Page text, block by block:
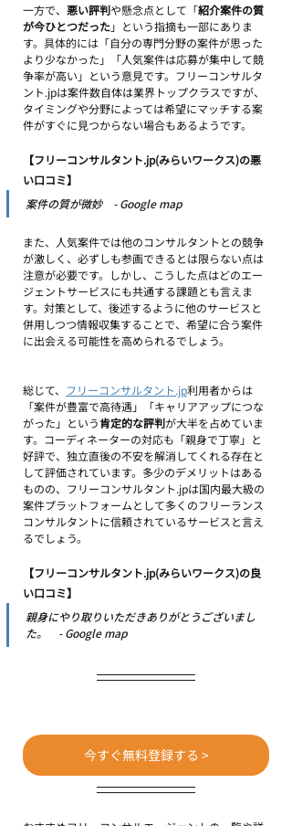
一方で、 悪い評判や懸念点として「紹介案件の質
が今ひとつだった」という指摘も一部にありま
す。具体的には「自分の専門分野の案件が思った
より少なかった」「人気案件は応募が集中して競
争率が高い」という意見です。フリーコンサルタ
ント.jpは案件数自体は業界トップクラスですが、
タイミングや分野によっては希望にマッチする案
件がすぐに見つからない場合もあるようです。
【フリーコンサルタント.jp(みらいワークス)の悪
い口コミ】
案件の質が微妙　- Google map
また、人気案件では他のコンサルタントとの競争
が激しく、必ずしも参画できるとは限らない点は
注意が必要です。しかし、こうした点はどのエー
ジェントサービスにも共通する課題とも言えま
す。対策として、後述するように他のサービスと
併用しつつ情報収集することで、希望に合う案件
に出会える可能性を高められるでしょう。
総じて、 フリーコンサルタント.jp利用者からは
「案件が豊富で高待遇」「キャリアアップにつな
がった」という肯定的な評判が大半を占めていま
す。コーディネーターの対応も「親身で丁寧」と
好評で、独立直後の不安を解消してくれる存在と
して評価されています。多少のデメリットはある
ものの、フリーコンサルタント.jpは国内最大級の
案件プラットフォームとして多くのフリーランス
コンサルタントに信頼されているサービスと言え
るでしょう。
【フリーコンサルタント.jp(みらいワークス)の良
い口コミ】
親身にやり取りいただきありがとうございまし
た。　- Google map
今すぐ無料登録する >